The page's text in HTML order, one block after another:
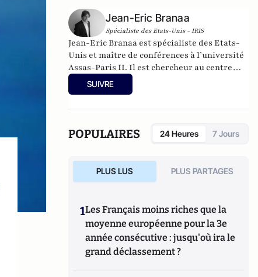
Jean-Eric Branaa
Spécialiste des Etats-Unis - IRIS
Jean-Eric Branaa est spécialiste des Etats-
Unis et maître de conférences à l’université
Assas-Paris II. Il est chercheur au centre
Thucydide. Son dernier livre s'intitule
Kamala Harris, l'Amérique du futur
l'auteur de Hillary, une présidente des
Etats-Unis(Eyrolles, 2015),Qui veut la peau
Trump (Passy, 2016),
Trumpland, portrait
d'une Amérique divisée
(Privat, 2017),1968:
s’il gagnait encore ?
(VA éditions, 2018),
Biden : le 3e mandat de Barack Obama(VA
éditions, 2019), labiographie de Joe Biden
(Nouveau Monde, 2020) etGéopolitique des
Etats-Unis(Puf, 2022).
SUIVRE
POPULAIRES 24 Heures 7 Jours
PLUS LUS PLUS PARTAGES
1Les Français moins riches que la
moyenne européenne pour la 3e
année consécutive : jusqu'où ira le
grand déclassement ?